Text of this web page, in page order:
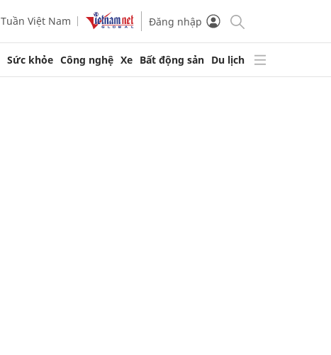
Tuần Việt Nam Đăng nhập
Sức khỏe Công nghệ Xe Bất động sản Du lịch